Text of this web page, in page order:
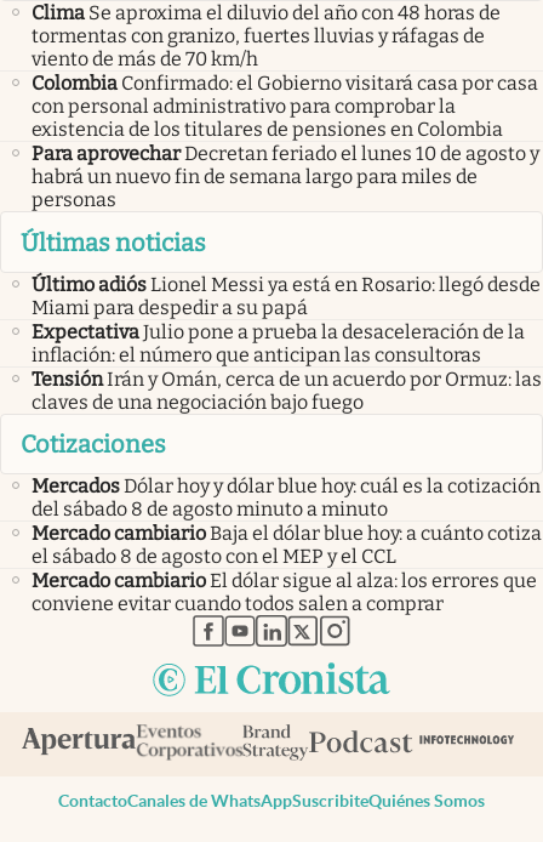
Clima Se aproxima el diluvio del año con 48 horas de
tormentas con granizo, fuertes lluvias y ráfagas de
viento de más de 70 km/h
Colombia Confirmado: el Gobierno visitará casa por casa
con personal administrativo para comprobar la
existencia de los titulares de pensiones en Colombia
Para aprovecharDecretan feriado el lunes 10 de agosto y
habrá un nuevo fin de semana largo para miles de
personas
Últimas noticias
Último adiósLionel Messi ya está en Rosario: llegó desde
Miami para despedir a su papá
ExpectativaJulio pone a prueba la desaceleración de la
inflación: el número que anticipan las consultoras
TensiónIrán y Omán, cerca de un acuerdo por Ormuz: las
claves de una negociación bajo fuego
Cotizaciones
MercadosDólar hoy y dólar blue hoy: cuál es la cotización
del sábado 8 de agosto minuto a minuto
Mercado cambiarioBaja el dólar blue hoy: a cuánto cotiza
el sábado 8 de agosto con el MEP y el CCL
Mercado cambiarioEl dólar sigue al alza: los errores que
conviene evitar cuando todos salen a comprar
abre en nueva pestaña
abre en nueva pestaña
abre en nueva pestaña
abre en nueva pestaña
abre en nueva pestaña
ContactoCanales de WhatsAppSuscribiteQuiénes Somos